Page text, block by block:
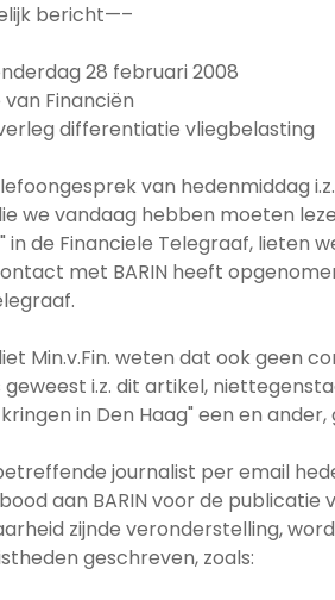
bericht—–
28 februari 2008
Financiën
differentiatie vliegbelasting
van hedenmiddag
we vandaag hebben moeten
de Financiele Telegraaf, lieten
met BARIN heeft
Min.v.Fin. weten dat ook geen
geweest i.z. dit artikel,
in Den Haag" een en
journalist per email
aan BARIN voor de
zijnde veronderstelling,
geschreven, zoals: